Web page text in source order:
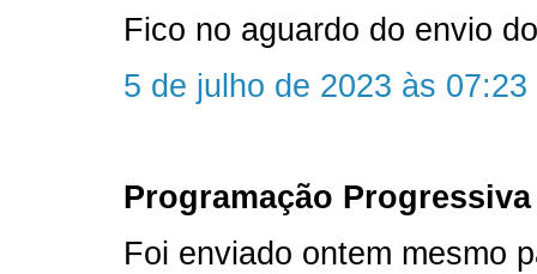
Fico no aguardo do envio
5 de julho de 2023 às 07:23
Programação
Foi enviado ontem mesmo